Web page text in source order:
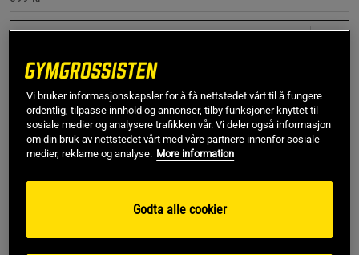
Kjøp
Gratis frakt over 799 kr Gratis retur 14 dagers angrerett
Meridian Tights fra Under Armour er rett og slett uslåelig
Vi bruker informasjonskapsler for å få nettstedet vårt til å fungere
ordentlig, tilpasse innhold og annonser, tilby funksjoner knyttet til
sosiale medier og analysere trafikken vår. Vi deler også informasjon
om din bruk av nettstedet vårt med våre partnere innenfor sosiale
medier, reklame og analyse. More information
Godta alle cookier